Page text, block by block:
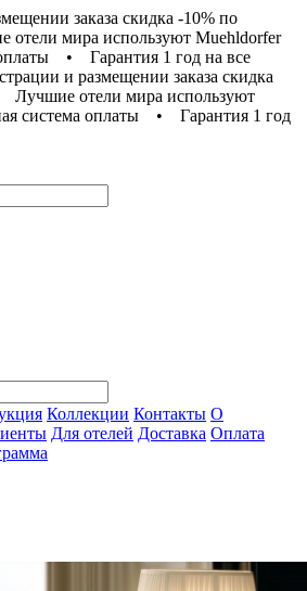
заказа скидка -10% по
отели мира используют Muehldorfer
•
Гарантия 1 год на все
и размещении заказа скидка
Лучшие отели мира используют
система оплаты •
Гарантия 1 год
Коллекции Контакты О
Для отелей Доставка Оплата